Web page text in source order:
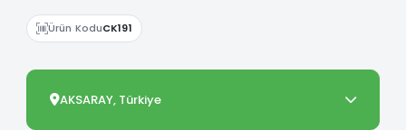
Ürün KoduCK191
AKSARAY, Türkiye